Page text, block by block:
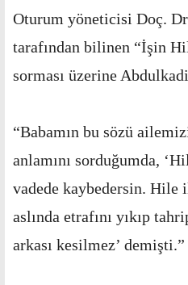
Oturum yöneticisi Doç.
tarafından bilinen “İşin
sorması üzerine
“Babamın bu sözü
anlamını sorduğumda,
vadede kaybedersin. Hile
aslında etrafını yıkıp
arkası kesilmez’ demişti.”